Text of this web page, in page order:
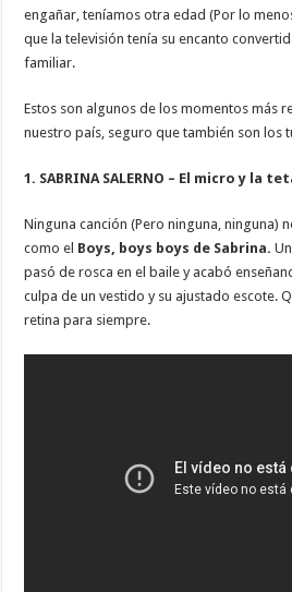
engañar, teníamos otra edad (Por lo
que la televisión tenía su encanto
familiar.
Estos son algunos de los momentos más
nuestro país, seguro que también son los
1. SABRINA SALERNO – El micro y la
Ninguna canción (Pero ninguna, ninguna)
como el Boys, boys boys de Sabrina.
pasó de rosca en el baile y acabó
culpa de un vestido y su ajustado escote.
retina para siempre.